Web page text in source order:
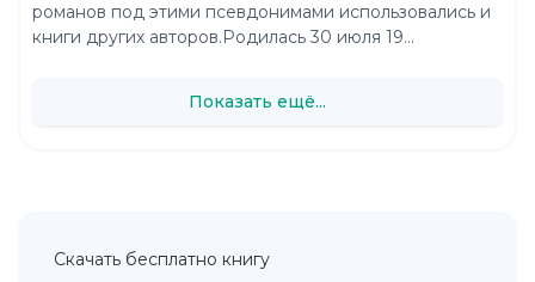
романов под этими псевдонимами использовались и
книги других авторов.Родилась 30 июля 19...
Показать ещё...
Скачать бесплатно книгу